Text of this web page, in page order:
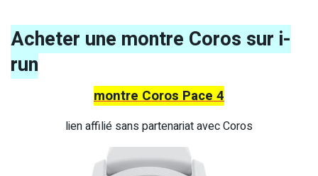
Acheter une montre Coros sur i-
run
montre Coros Pace 4
lien affilié sans partenariat avec Coros